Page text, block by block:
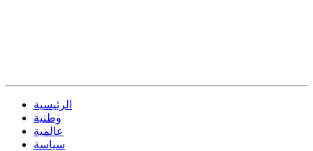
الرئيسية
وطنية
عالمية
سياسة